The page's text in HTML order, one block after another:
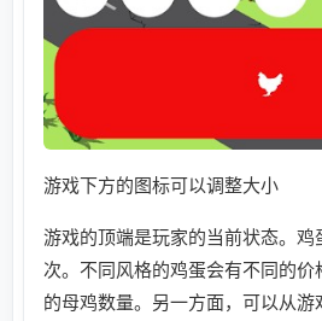
游戏下方的图标可以调整大小
游戏的顶端是玩家的当前状态。鸡
次。不同风格的鸡蛋会有不同的价
的母鸡数量。另一方面，可以从